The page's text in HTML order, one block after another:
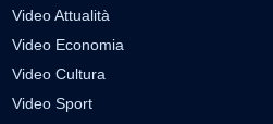
Video Attualità
Video Economia
Video Cultura
Video Sport